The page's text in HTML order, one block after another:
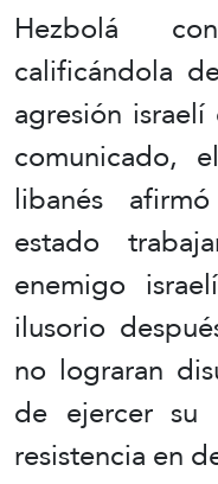
Hezbolá
calificándola
agresión
comunicado,
libanés
estado
enemigo
ilusorio
no lograran
de ejercer
resistencia en